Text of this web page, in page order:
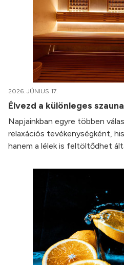
2026. JÚNIUS 17.
Élvezd a különleges
Napjainkban egyre többen
relaxációs tevékenységként,
hanem a lélek is feltöltődhet